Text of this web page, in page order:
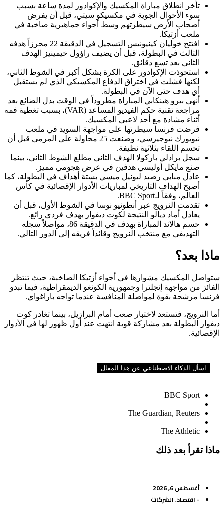
تأخر انطلاق مباراة المكسيك والإكوادور لمدة ساعة بسبب
سوء الأحوال الجوية في مكسيكو سيتي، قبل أن يفرض
أصحاب الأرض سيطرتهم وسط أجواء جماهيرية صاخبة في
ملعب أزتيكا.
افتتح خوليان كينيونيس التسجيل في الدقيقة 22 محرزاً هدفه
الثالث في البطولة، قبل أن يضيف راؤول خيمينيز الهدف
الثاني بعد تسع دقائق.
استحوذت الإكوادور على الكرة بشكل أكبر في الشوط الثاني،
لكنها فشلت في اختراق الدفاع المكسيكي الذي لم يستقبل
أي هدف حتى الآن في البطولة.
أنهى بيرو هينكابي المباراة مطروداً في الوقت بدل الضائع بعد
مراجعة تقنية حكم الفيديو المساعد (VAR)، بسبب تغطية فمه
أثناء مشادة مع أحد لاعبي المكسيك.
فرضت فرنسا سيطرتها على مواجهة السويد في ملعب
نيويورك نيوجيرسي، وصنعت 25 محاولة على المرمى قبل أن
تحسم اللقاء بثلاثية نظيفة.
سجل برادلي باركولا الهدف الثاني مطلع الشوط الثاني، بينما
صنع مايكل أوليسي هدفين في عرض هجومي مميز.
عادل مبابي رصيد ليونيل ميسي بستة أهداف في البطولة، كما
أصبح الهداف التاريخي لمباريات الأدوار الإقصائية في كأس
العالم، وفقاً لـBBC Sport.
تقدمت النرويج عبر أنطونيو نوسا في الشوط الأول، قبل أن
يعادل أماد ديالو النتيجة لكوت ديفوار بهدف فردي رائع.
حسم هالاند المباراة بهدف في الدقيقة 86، مواصلاً سجله
التهديفي مع منتخب النرويج وقائداً فريقه إلى الدور التالي.
ماذا بعد؟
ستواصل المكسيك مشوارها في أجواء أزتيكا الصاخبة، حيث تنتظر
الفائز من مواجهة إنجلترا وجمهورية الكونغو الديمقراطية، فيما تبدو
فرنسا مرشحة بقوة لمواصلة المنافسة عندما تواجه باراغواي.
أما النرويج، فتستعد لاختبار صعب أمام البرازيل، بينما تغادر كوت
ديفوار البطولة بعد مشاركة قوية انتهت عند أول ظهور لها في الأدوار
الإقصائية.
اسأل الذكاء الاصطناعي عن هذا المقال
BBC Sport
|
The Guardian, Reuters
|
The Athletic
ماذا تقرأ بعد ذلك
أغسطس 6, 2026
- اقتصاد,الشركات